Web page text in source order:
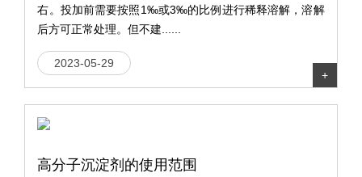
右。投加前需要按照1‰或3‰的比例进行稀释溶解，溶解
后方可正常处理。但不建......
2023-05-29
+
高分子沉淀剂的使用范围